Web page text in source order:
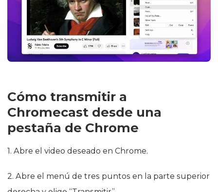
Cómo transmitir a
Chromecast desde una
pestaña de Chrome
1. Abre el video deseado en Chrome.
2. Abre el menú de tres puntos en la parte superior